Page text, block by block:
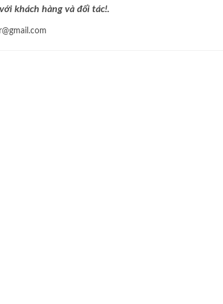
khách hàng và đối tác!.